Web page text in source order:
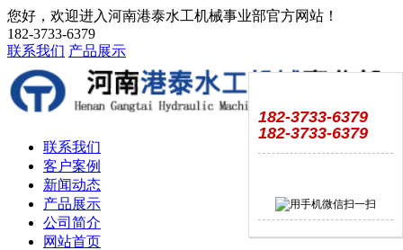
您好，欢迎进入河南港泰水工机械事业部官方网站！
182-3733-6379
联系我们 产品展示
联系我们
客户案例
新闻动态
产品展示
公司简介
网站首页
182-3733-6379
182-3733-6379